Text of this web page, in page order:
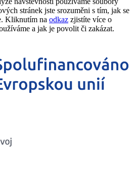
stránek jste srozuměni s tím, jak se
Kliknutím na odkaz zjistíte více o
a jak je povolit či zakázat.